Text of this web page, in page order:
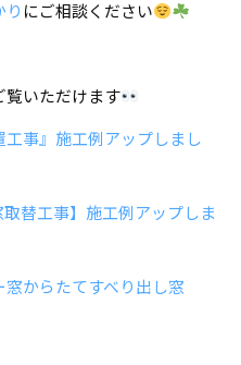
り にご相談ください
覧いただけます
事』施工例アップしまし
替工事】施工例アップしま
からたてすべり出し窓